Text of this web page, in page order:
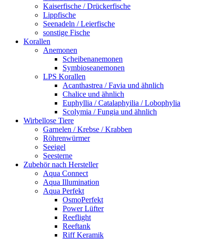
Kaiserfische / Drückerfische
Lippfische
Seenadeln / Leierfische
sonstige Fische
Korallen
Anemonen
Scheibenanemonen
Symbioseanemonen
LPS Korallen
Acanthastrea / Favia und ähnlich
Chalice und ähnlich
Euphyllia / Catalaphyilia / Lobophylia
Scolymia / Fungia und ähnlich
Wirbellose Tiere
Garnelen / Krebse / Krabben
Röhrenwürmer
Seeigel
Seesterne
Zubehör nach Hersteller
Aqua Connect
Aqua Illumination
Aqua Perfekt
OsmoPerfekt
Power Lüfter
Reeflight
Reeftank
Riff Keramik